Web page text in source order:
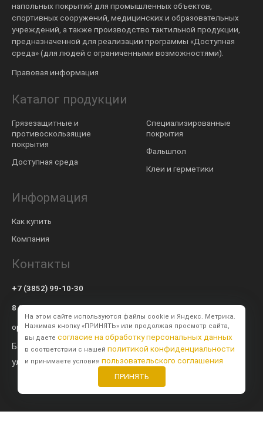
напольных покрытий для промышленных объектов,
спортивных сооружений, медицинских и образовательных
учреждений, а также производство тактильной продукции,
предназначенной для реализации программы «Доступная
среда» (для людей с ограниченными возможностями).
Правовая информация
Каталог продукции
Грязезащитные и
противоскользящие
покрытия
Доступная среда
Специализированные
покрытия
Фальшпол
Клеи и герметики
Информация
Как купить
Компания
Контакты
+7 (3852) 99-10-30
8 800 600-57-94
op@modulsib.ru
Барнаул
ул. Калинина, 71 к2
На этом сайте используются файлы cookie и Яндекс. Метрика.
Нажимая кнопку «ПРИНЯТЬ» или продолжая просмотр сайта,
вы даете согласие на обработку персональных данных
в соответствии с нашей политикой конфиденциальности
и принимаете условия пользовательского соглашения
ПРИНЯТЬ